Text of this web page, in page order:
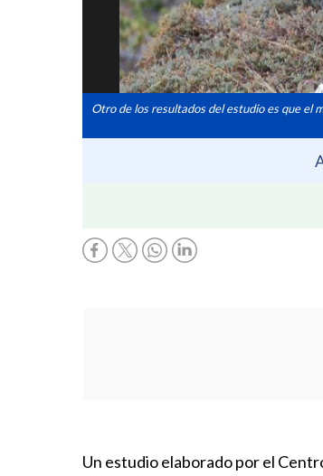
Otro de los resultados del estudio es que el
Un estudio elaborado por el